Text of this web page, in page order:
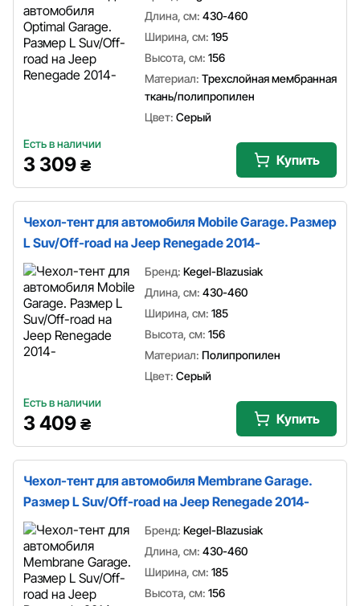
Длина, см: 430-460
Ширина, см: 195
Высота, см: 156
Материал: Трехслойная мембранная
ткань/полипропилен
Цвет: Серый
Есть в наличии
3 309 ₴ Купить
Чехол-тент для автомобиля Mobile Garage. Размер
L Suv/Off-road на Jeep Renegade 2014-
Бренд: Kegel-Blazusiak
Длина, см: 430-460
Ширина, см: 185
Высота, см: 156
Материал: Полипропилен
Цвет: Серый
Есть в наличии
3 409 ₴ Купить
Чехол-тент для автомобиля Membrane Garage.
Размер L Suv/Off-road на Jeep Renegade 2014-
Бренд: Kegel-Blazusiak
Длина, см: 430-460
Ширина, см: 185
Высота, см: 156